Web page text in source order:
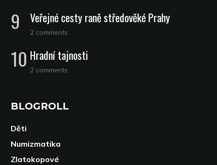
Veřejné cesty raně středověké Prahy
2 comments
Hradní tajnosti
2 comments
BLOGROLL
Děti
Numizmatika
Zlatokopové